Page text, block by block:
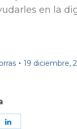
en la
19 diciembre,